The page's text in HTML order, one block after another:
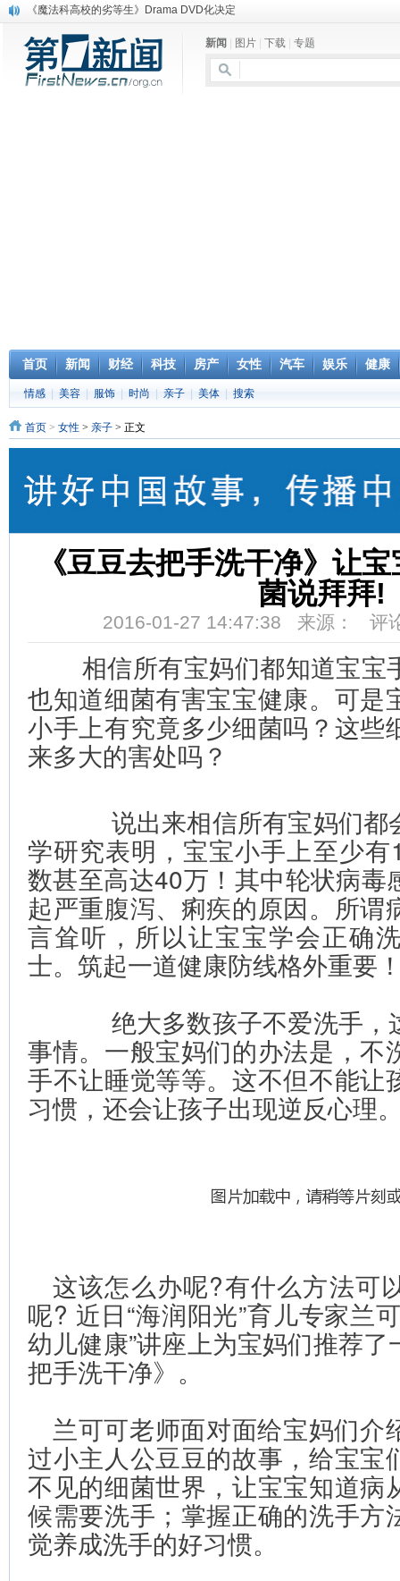
《魔法科高校的劣等生》Drama DVD化决定
消息称刘强东要求京东商城明年扭亏为盈
保健品也能吃出一身病? 康宝莱员工自揭多项家丑
煤价"跳水"电企利润"蹦高" 电煤联动亟待完善
新闻 图片 下载 专题
首页 新闻 财经 科技 房产 女性 汽车 娱乐 健康
情感 美容 服饰 时尚 亲子 美体 搜索
首页 > 女性 > 亲子 > 正文
《豆豆去把手洗干净》让
菌说拜拜!
2016-01-27 14:47:38 来源： 评
相信所有宝妈们都知道宝宝
也知道细菌有害宝宝健康。可是
小手上有究竟多少细菌吗？这些
来多大的害处吗？
说出来相信所有宝妈们都
学研究表明，宝宝小手上至少
数甚至高达40万！其中轮状病毒
起严重腹泻、痢疾的原因。所谓
言耸听，所以让宝宝学会正确
士。筑起一道健康防线格外重要
绝大多数孩子不爱洗手，
事情。一般宝妈们的办法是，不
手不让睡觉等等。这不但不能让
习惯，还会让孩子出现逆反心理
这该怎么办呢?有什么方法可
呢? 近日“海润阳光”育儿专家兰
幼儿健康”讲座上为宝妈们推荐
把手洗干净》。
兰可可老师面对面给宝妈们介
过小主人公豆豆的故事，给宝宝
不见的细菌世界，让宝宝知道病
候需要洗手；掌握正确的洗手方
觉养成洗手的好习惯。